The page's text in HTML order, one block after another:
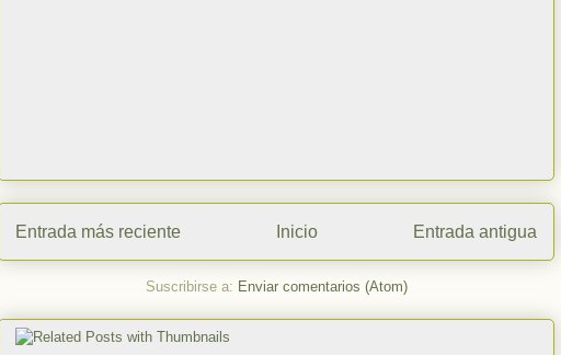
Entrada más reciente Entrada antigua
Inicio
Suscribirse a: Enviar comentarios (Atom)